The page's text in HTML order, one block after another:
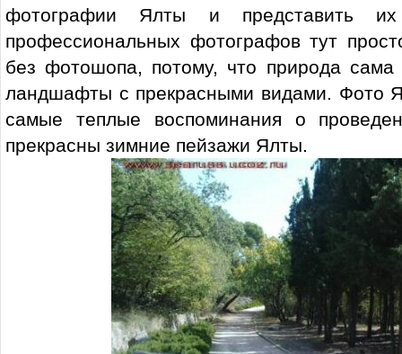
фотографии Ялты и представить
профессиональных фотографов тут
без фотошопа, потому, что природа
ландшафты с прекрасными видами. Фото
самые теплые воспоминания о
прекрасны зимние пейзажи Ялты.